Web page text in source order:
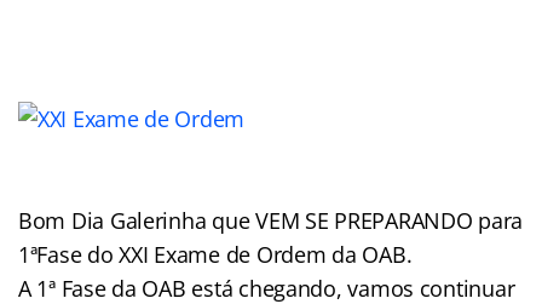
Bom Dia Galerinha que VEM SE PREPARANDO para
1ªFase do XXI Exame de Ordem da OAB.
A 1ª Fase da OAB está chegando, vamos continuar